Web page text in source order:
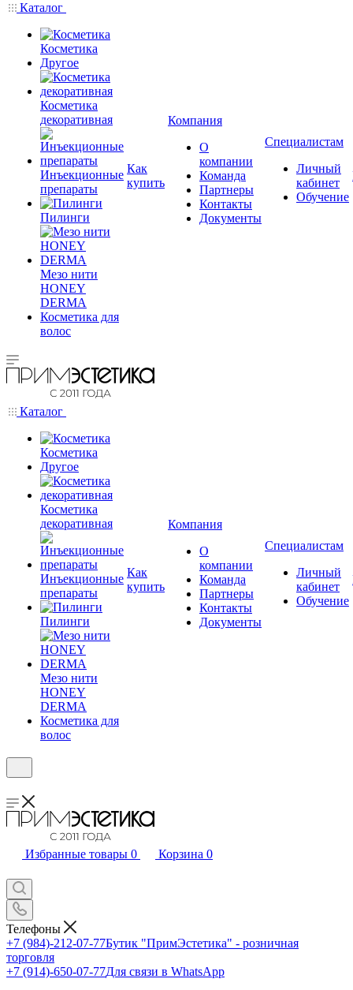
Каталог
Косметика
Другое
Косметика
декоративная
Инъекционные
препараты
Пилинги
Мезо нити
HONEY
DERMA
Косметика для
волос
Как
купить
Компания
О
компании
Команда
Партнеры
Контакты
Документы
Специалистам
Личный
кабинет
Обучение
Каталог
Косметика
Другое
Косметика
декоративная
Инъекционные
препараты
Пилинги
Мезо нити
HONEY
DERMA
Косметика для
волос
Как
купить
Компания
О
компании
Команда
Партнеры
Контакты
Документы
Специалистам
Личный
кабинет
Обучение
Избранные товары 0 Корзина 0
Телефоны
+7 (984)-212-07-77Бутик "ПримЭстетика" - розничная
торговля
+7 (914)-650-07-77Для связи в WhatsApp